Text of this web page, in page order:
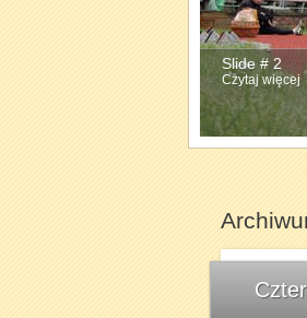
Slide # 2
Czytaj więcej